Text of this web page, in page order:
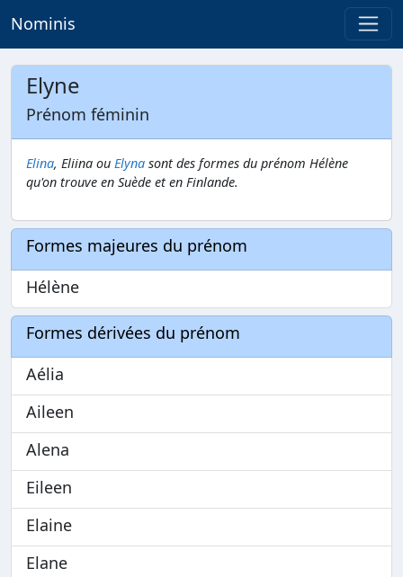
Nominis
Elyne
Prénom féminin
Elina, Eliina ou Elyna sont des formes du prénom Hélène
qu'on trouve en Suède et en Finlande.
Formes majeures du prénom
Hélène
Formes dérivées du prénom
Aélia
Aileen
Alena
Eileen
Elaine
Elane